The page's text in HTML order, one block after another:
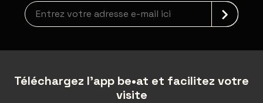
Inscription à la newsletter
Téléchargez l'app be•at et facilitez votre
visite